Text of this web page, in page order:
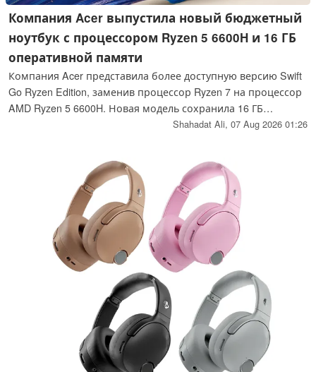
Компания Acer выпустила новый бюджетный
ноутбук с процессором Ryzen 5 6600H и 16 ГБ
оперативной памяти
Компания Acer представила более доступную версию Swift
Go Ryzen Edition, заменив процессор Ryzen 7 на процессор
AMD Ryzen 5 6600H. Новая модель сохранила 16 ГБ
оперативной памяти DDR5, SSD-накопитель объёмом 512
USB-C мощностью 100 Вт.
Shahadat Ali, 07 Aug 2026 01:26